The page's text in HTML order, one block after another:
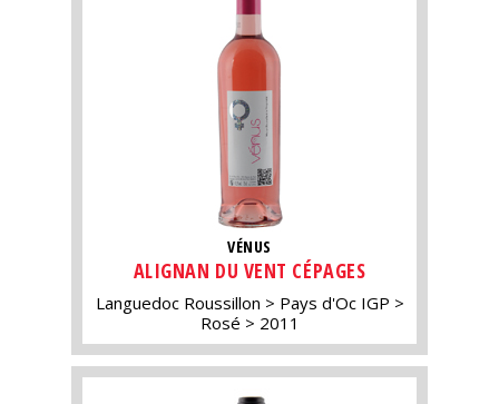
VÉNUS
ALIGNAN DU VENT CÉPAGES
Languedoc Roussillon
Pays d'Oc IGP
Rosé
2011